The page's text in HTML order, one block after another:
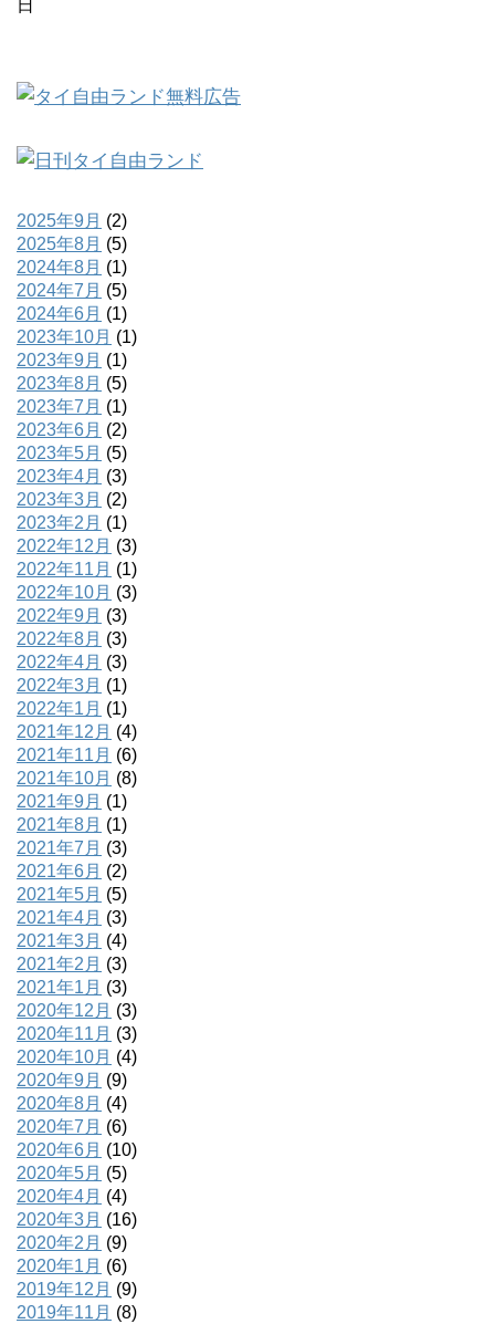
日
2025年9月 (2)
2025年8月 (5)
2024年8月 (1)
2024年7月 (5)
2024年6月 (1)
2023年10月 (1)
2023年9月 (1)
2023年8月 (5)
2023年7月 (1)
2023年6月 (2)
2023年5月 (5)
2023年4月 (3)
2023年3月 (2)
2023年2月 (1)
2022年12月 (3)
2022年11月 (1)
2022年10月 (3)
2022年9月 (3)
2022年8月 (3)
2022年4月 (3)
2022年3月 (1)
2022年1月 (1)
2021年12月 (4)
2021年11月 (6)
2021年10月 (8)
2021年9月 (1)
2021年8月 (1)
2021年7月 (3)
2021年6月 (2)
2021年5月 (5)
2021年4月 (3)
2021年3月 (4)
2021年2月 (3)
2021年1月 (3)
2020年12月 (3)
2020年11月 (3)
2020年10月 (4)
2020年9月 (9)
2020年8月 (4)
2020年7月 (6)
2020年6月 (10)
2020年5月 (5)
2020年4月 (4)
2020年3月 (16)
2020年2月 (9)
2020年1月 (6)
2019年12月 (9)
2019年11月 (8)